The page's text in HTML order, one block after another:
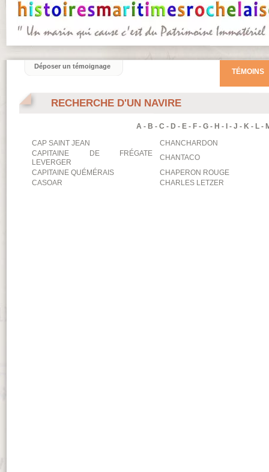
RECHERCHE D'UN NAVIRE
A - B - C - D - E - F - G - H - - J - K - L -
CAP SAINT JEAN
CHANCHARDON
CAPITAINE DE FRÉGATE
LEVERGER
CHANTACO
CAPITAINE QUÉMÉRAIS
CHAPERON ROUGE
CASOAR
CHARLES LETZER
TÉMOINS
Déposer un témoignage